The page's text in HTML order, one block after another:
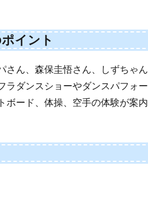
イント
さん、森保圭悟さん、しずちゃん
ラダンスショーやダンスパフォー
ボード、体操、空手の体験が案内